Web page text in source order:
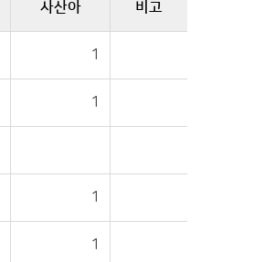
사산아 비고
1
1
1
1